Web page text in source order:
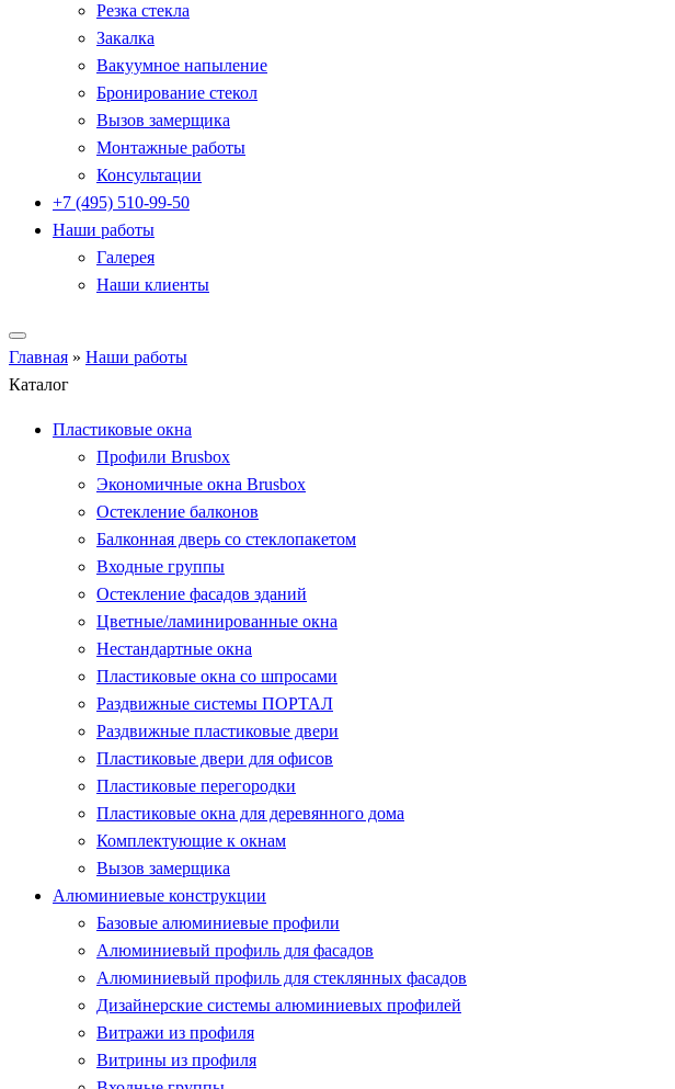
Резка стекла
Закалка
Вакуумное напыление
Бронирование стекол
Вызов замерщика
Монтажные работы
Консультации
+7 (495) 510-99-50
Наши работы
Галерея
Наши клиенты
Главная » Наши работы
Каталог
Пластиковые окна
Профили Brusbox
Экономичные окна Brusbox
Остекление балконов
Балконная дверь со стеклопакетом
Входные группы
Остекление фасадов зданий
Цветные/ламинированные окна
Нестандартные окна
Пластиковые окна со шпросами
Раздвижные системы ПОРТАЛ
Раздвижные пластиковые двери
Пластиковые двери для офисов
Пластиковые перегородки
Пластиковые окна для деревянного дома
Комплектующие к окнам
Вызов замерщика
Алюминиевые конструкции
Базовые алюминиевые профили
Алюминиевый профиль для фасадов
Алюминиевый профиль для стеклянных фасадов
Дизайнерские системы алюминиевых профилей
Витражи из профиля
Витрины из профиля